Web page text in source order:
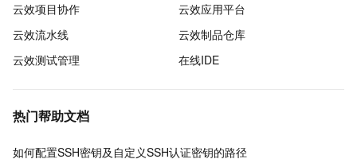
云效项目协作
云效应用平台
云效流水线
云效制品仓库
云效测试管理
在线IDE
热门帮助文档
如何配置SSH密钥及自定义SSH认证密钥的路径